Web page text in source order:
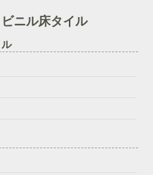
ニル床タイル